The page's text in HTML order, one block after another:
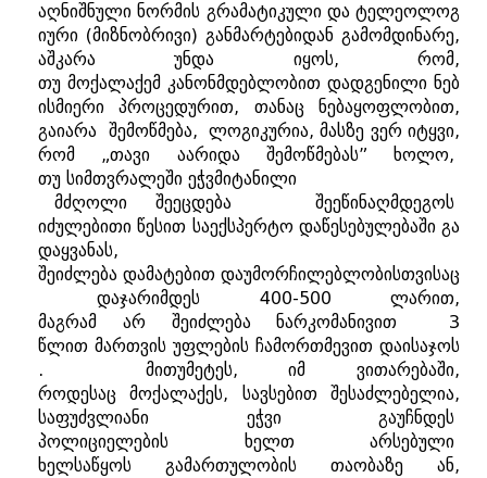
აღნიშნული ნორმის გრამატიკული და ტელეოლოგ
იური (მიზნობრივი) განმარტებიდან გამომდინარე,
აშკარა
უნდა იყოს,რომ,
თუ მოქალაქემ კანონმდებლობით დადგენილი ნებ
ისმიერი
პროცედურით, თანაც ნებაყოფლობით,
გაიარა
შემოწმება,ლოგიკურია,მასზე ვერ იტყვი,
რომ „თავი აარიდა შემოწმებას” ხოლო,
თუ სიმთვრალეში ეჭვმიტანილი
მძღოლი
შეეცდება შეეწინაღმდეგოს
იძულებითი წესით საექსპერტო დაწესებულებაში გა
დაყვანას,
შეიძლება დამატებით დაუმორჩილებლობისთვისაც
დაჯარიმდეს 400-500ლარით,
მაგრამ
არ შეიძლება ნარკომანივით 3
წლით მართვის უფლების ჩამორთმევით დაისაჯოს
.
მითუმეტეს,იმ ვითარებაში,
როდესაც
მოქალაქეს, სავსებით შესაძლებელია,
საფუძვლიანი
ეჭვი
გაუჩნდეს
პოლიციელების
ხელთ
არსებული
ხელსაწყოს
გამართულობის თაობაზე ან,